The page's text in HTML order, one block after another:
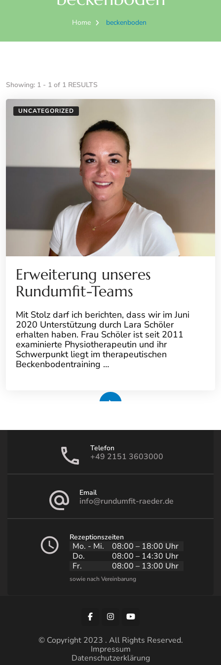
Home beckenboden
Showing: 1 - 1 of 1 RESULTS
UNCATEGORIZED
Erweiterung unseres
Rundumfit-Teams
Mit Stolz darf ich berichten, dass wir im Juni
2020 Unterstützung durch Lara Schöler
erhalten haben. Frau Schöler ist seit 2011
examinierte Physiotherapeutin und ihr
Schwerpunkt liegt im therapeutischen
Beckenbodentraining …
Telefon
+49 2151 3603000
Email
info@rundumfit-raeder.de
Rezeptionszeiten
Mo. - Mi.
08:00 – 18:00 Uhr
Do.
08:00 – 14:30 Uhr
Fr.
08:00 – 13:00 Uhr
© Copyright 2023 . All Rights Reserved.
Impressum
Datenschutzerklärung